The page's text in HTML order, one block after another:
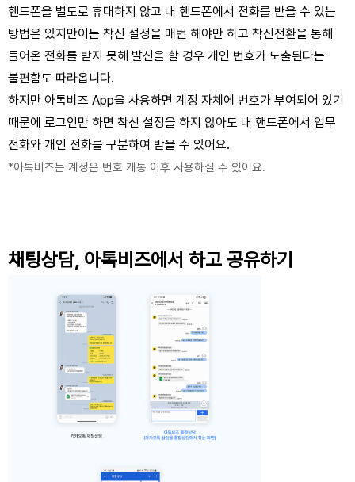
핸드폰을 별도로 휴대하지 않고 내 핸드폰에서 전화를 받을 수 있는
방법은 있지만이는 착신 설정을 매번 해야만 하고 착신전환을 통해
들어온 전화를 받지 못해 발신을 할 경우 개인 번호가 노출된다는
불편함도 따라옵니다.
하지만 아톡비즈 App을 사용하면 계정 자체에 번호가 부여되어 있기
때문에 로그인만 하면 착신 설정을 하지 않아도 내 핸드폰에서 업무
전화와 개인 전화를 구분하여 받을 수 있어요.
*아톡비즈는 계정은 번호 개통 이후 사용하실 수 있어요.
채팅상담, 아톡비즈에서 하고 공유하기